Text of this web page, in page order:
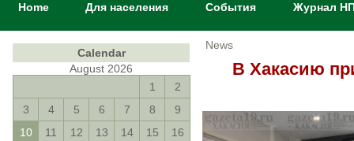
Home Для населения События Журнал
Calendar
August 2026
1
2
3
4 5 6 7 8
9
10
11 12 13 14 15
16
News
В Хакасию